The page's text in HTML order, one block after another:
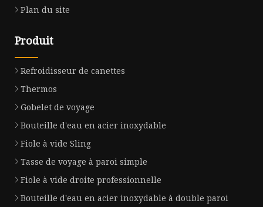
Plan du site
Produit
Refroidisseur de canettes
Thermos
Gobelet de voyage
Bouteille d'eau en acier inoxydable
Fiole à vide Sling
Tasse de voyage à paroi simple
Fiole à vide droite professionnelle
Bouteille d'eau en acier inoxydable à double paroi